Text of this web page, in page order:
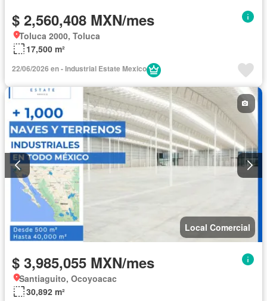
$ 2,560,408 MXN/mes
Toluca 2000, Toluca
17,500 m²
22/06/2026 en - Industrial Estate Mexico
Local Comercial
$ 3,985,055 MXN/mes
Santiaguito, Ocoyoacac
30,892 m²